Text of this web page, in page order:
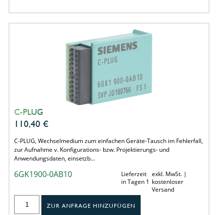
C-PLUG
110,40 €
C-PLUG, Wechselmedium zum einfachen Geräte-Tausch im Fehlerfall,
zur Aufnahme v. Konfigurations- bzw. Projektierungs- und
Anwendungsdaten, einsetzb…
6GK1900-0AB10
Lieferzeit
in Tagen 1
exkl. MwSt. |
kostenloser
Versand
ZUR ANFRAGE HINZUFÜGEN